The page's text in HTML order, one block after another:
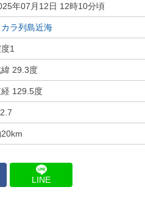
年07月12日 12時10分頃
カラ列島近海
1
29.3度
129.5度
LINE